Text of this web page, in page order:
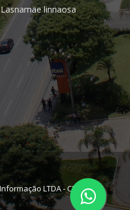
linnaosa
LTDA - CNPJ: